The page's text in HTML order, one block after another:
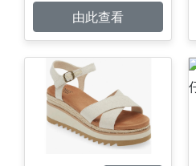
由此查看